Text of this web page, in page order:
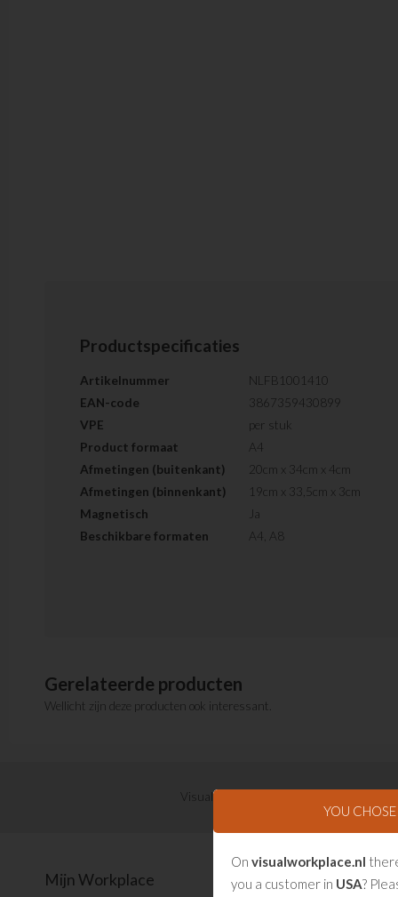
Productspecificaties
Artikelnummer
NLFB1001410
EAN-code
3867359430899
VPE
per stuk
Product formaat
A4
Afmetingen (buitenkant)
20cm x 34cm x 4cm
Afmetingen (binnenkant)
19cm x 33,5cm x 3cm
Magnetisch
Ja
Beschikbare formaten
A4, A8
Gerelateerde producten
Wellicht zijn deze producten ook interessant.
Visual Management updates ontvangen?
Mijn Workplace
YOU CHOSE
On visualworkplace.nl
you a customer in USA?